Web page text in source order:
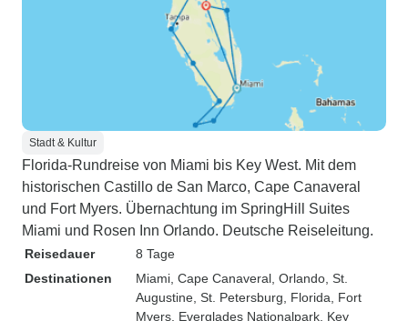
Stadt & Kultur
Florida-Rundreise von Miami bis Key West. Mit dem
historischen Castillo de San Marco, Cape Canaveral
und Fort Myers. Übernachtung im SpringHill Suites
Miami und Rosen Inn Orlando. Deutsche Reiseleitung.
Reisedauer
8 Tage
Destinationen
Miami , Cape Canaveral , Orlando , St.
Augustine , St. Petersburg, Florida , Fort
Myers , Everglades Nationalpark , Key